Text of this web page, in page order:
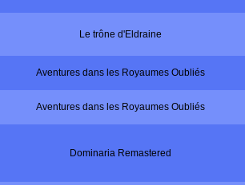
Le trône d'Eldraine
Aventures dans les Royaumes Oubliés
Aventures dans les Royaumes Oubliés
Dominaria Remastered